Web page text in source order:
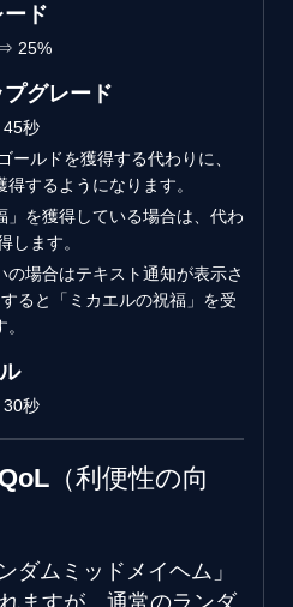
ド
25%
グレード
秒
ールドを獲得する代わりに、
得するようになります。
」を獲得している場合は、代わ
します。
の場合はテキスト通知が表示さ
ると「ミカエルの祝福」を受
秒
（利便性の向
ダムミッドメイヘム」
ますが、通常のランダ